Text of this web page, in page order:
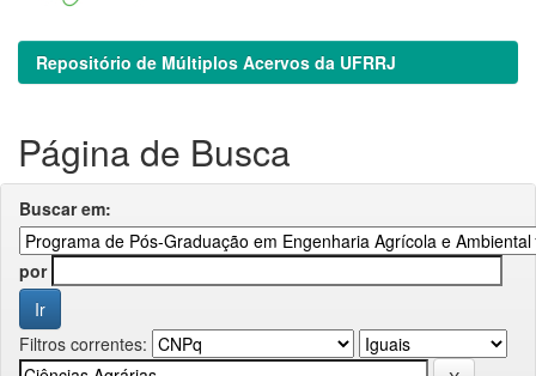
Repositório de Múltiplos Acervos da UFRRJ
Página de Busca
Buscar em:
por
Filtros correntes: